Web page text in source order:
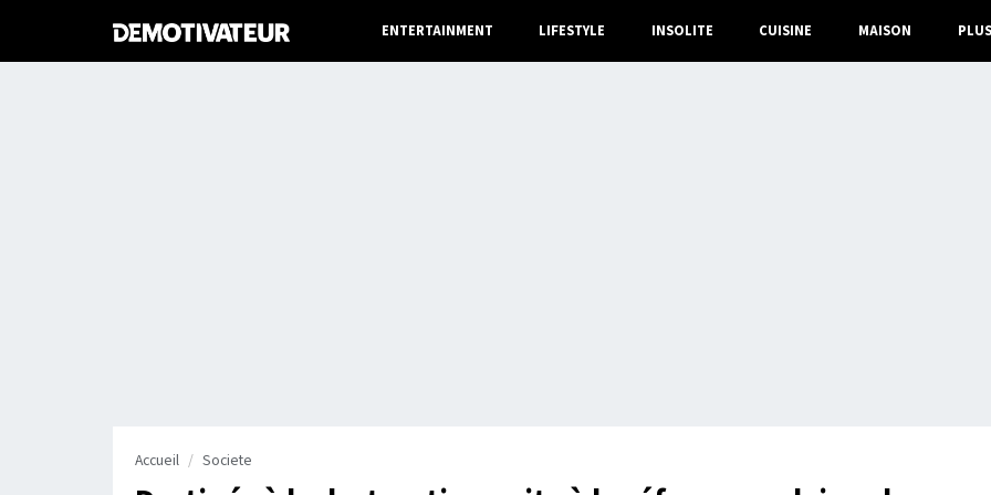
ENTERTAINMENT LIFESTYLE INSOLITE CUISINE MAISON PLUS
Accueil Societe